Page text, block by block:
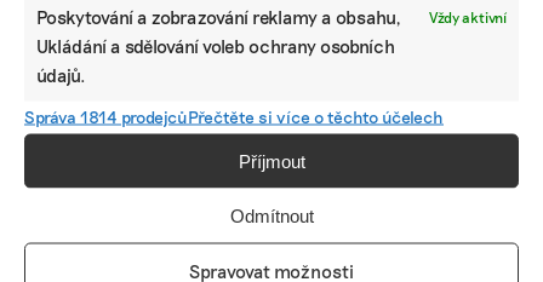
Poskytování a zobrazování reklamy a obsahu,
Ukládání a sdělování voleb ochrany osobních
údajů.
Vždy aktivní
Správa 1814 prodejcůPřečtěte si více o těchto účelech
Příjmout
Odmítnout
Spravovat možnosti
mutualus
Stáž: právnička nebo právník v oblasti
udržitelnosti
mutualus